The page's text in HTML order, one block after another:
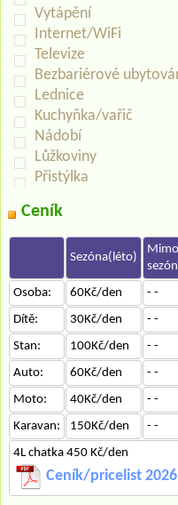
Vytápění
Internet/WiFi
Televize
Bezbariérové
Lednice
Kuchyňka/vařič
Nádobí
Lůžkoviny
Přistýlka
Ceník
Sezóna(léto)
Mimo
Osoba:
60Kč/den - -
Dítě:
30Kč/den - -
Stan:
100Kč/den - -
Auto:
60Kč/den - -
Moto:
40Kč/den - -
Karavan:
150Kč/den - -
4L chatka 450 Kč/den
Ceník/pricelist